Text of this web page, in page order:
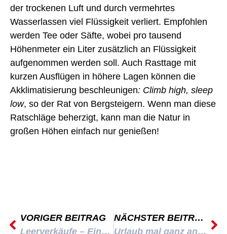
der trockenen Luft und durch vermehrtes
Wasserlassen viel Flüssigkeit verliert. Empfohlen
werden Tee oder Säfte, wobei pro tausend
Höhenmeter ein Liter zusätzlich an Flüssigkeit
aufgenommen werden soll. Auch Rasttage mit
kurzen Ausflügen in höhere Lagen können die
Akklimatisierung beschleunigen: Climb high, sleep
low, so der Rat von Bergsteigern. Wenn man diese
Ratschläge beherzigt, kann man die Natur in
großen Höhen einfach nur genießen!
VORIGER BEITRAG
Leerverkäufe – Eine faszinierende Möglichkeit, sich finanziell zu ruinieren
NÄCHSTER BEITRAG
Urlaub mal ganz anders: Die „Insel der erhöhten Stabilität“